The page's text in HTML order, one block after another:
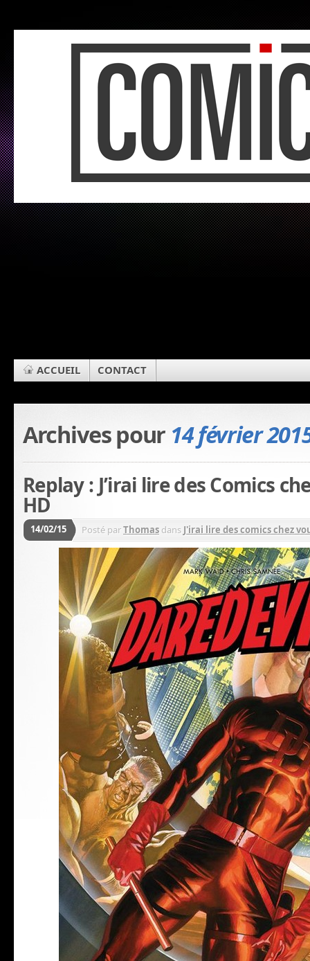
ACCUEIL CONTACT
Archives pour 14 février
Replay : J’irai lire des Comics
HD
14/02/15 Posté parThomas dans J'irai lire des comics chez